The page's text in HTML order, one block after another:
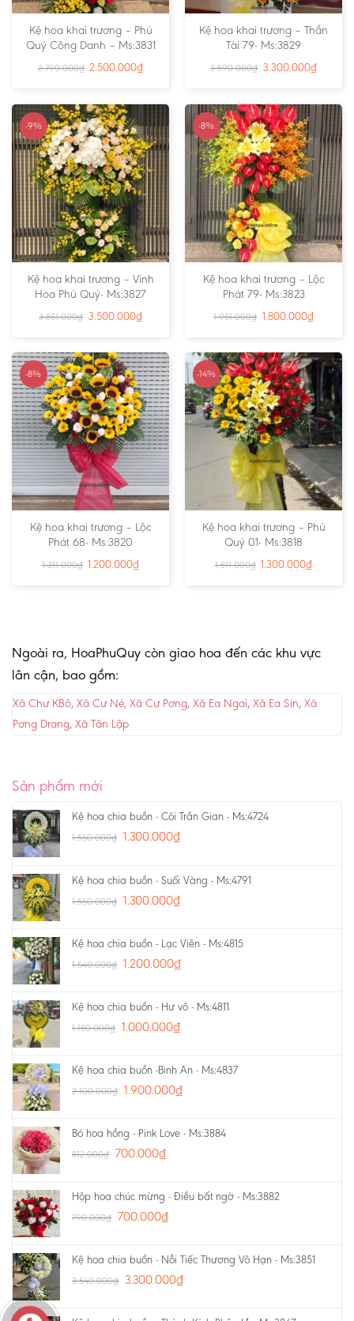
Kệ hoa khai trương – Phú
Quý Công Danh – Ms:3831
2.790.000₫ 2.500.000₫
Kệ hoa khai trương – Thần
Tài 79- Ms:3829
3.590.000₫ 3.300.000₫
-9%
Kệ hoa khai trương – Vinh
Hoa Phú Quý- Ms:3827
3.851.000₫ 3.500.000₫
-8%
Kệ hoa khai trương – Lộc
Phát 79- Ms:3823
1.951.000₫ 1.800.000₫
-8%
Kệ hoa khai trương – Lộc
Phát 68- Ms:3820
1.311.000₫ 1.200.000₫
-14%
Kệ hoa khai trương – Phú
Quý 01- Ms:3818
1.511.000₫ 1.300.000₫
Ngoài ra, HoaPhuQuy còn giao hoa đến các khu vực
lân cận, bao gồm:
Xã Chư KBô, Xã Cư Né, Xã Cư Pơng, Xã Ea Ngai, Xã Ea Sin, Xã
Pơng Drang, Xã Tân Lập
Sản phẩm mới
Kệ hoa chia buồn - Cõi Trần Gian - Ms:4724
1.550.000₫ 1.300.000₫
Kệ hoa chia buồn - Suối Vàng - Ms:4791
1.550.000₫ 1.300.000₫
Kệ hoa chia buồn - Lạc Viên - Ms:4815
1.540.000₫ 1.200.000₫
Kệ hoa chia buồn - Hư vô - Ms:4811
1.150.000₫ 1.000.000₫
Kệ hoa chia buồn -Bình An - Ms:4837
2.100.000₫ 1.900.000₫
Bó hoa hồng - Pink Love - Ms:3884
812.000₫ 700.000₫
Hộp hoa chúc mừng - Điều bất ngờ - Ms:3882
790.000₫ 700.000₫
Kệ hoa chia buồn - Nỗi Tiếc Thương Vô Hạn - Ms:3851
3.540.000₫ 3.300.000₫